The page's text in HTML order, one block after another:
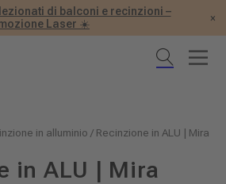
di balconi e recinzioni –
Laser ☀️
×
in alluminio / Recinzione in ALU | Mira
in ALU | Mira